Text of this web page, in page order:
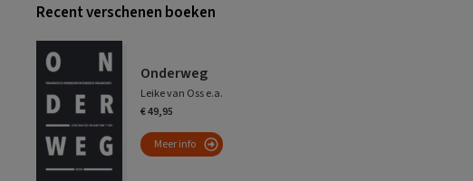
Recent verschenen boeken
Onderweg
Leike van Oss e.a.
€ 49,95
Meer info